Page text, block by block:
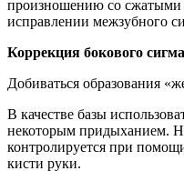
произношению со сжатыми
исправлении межзубного
Коррекция бокового
Добиваться образования
В качестве базы
некоторым придыханием.
контролируется при
кисти руки.